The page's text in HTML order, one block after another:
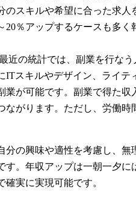
のスキルや希望に合った求人
20％アップするケースも多く
近の統計では、副業を行なう
ITスキルやデザイン、ライテ
業が可能です。副業で得た収
ながります。ただし、労働時
分の興味や適性を考慮し、無
す。年収アップは一朝一夕に
実に実現可能です。